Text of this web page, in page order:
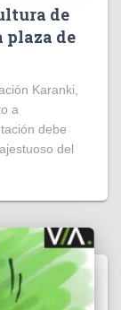
de
plaza de
Karanki,
a
debe
del